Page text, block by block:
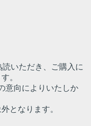
いただき、ご購入に
。
意向によりいたしか
となります。